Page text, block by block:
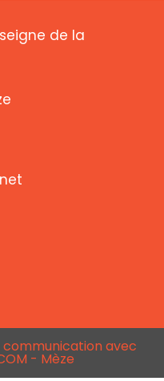
de la
avec
- Mèze